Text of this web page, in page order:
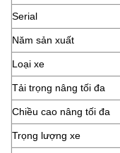
Serial
Năm sản xuất
Loại xe
Tải trọng nâng tối đa
Chiều cao nâng tối đa
Trọng lượng xe